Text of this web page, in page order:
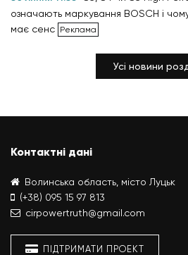
означають маркування BOSCH і
має сенс
Усі новини
Контактні дані
Волинська область, місто Луцьк
(+38) 095 15 97 813
cirpowertruth@gmail.com
ПІДТРИМАТИ ПРОЕКТ